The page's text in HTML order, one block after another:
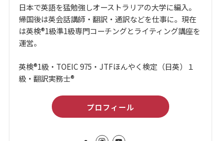
日本で英語を猛勉強しオーストラリアの大学に編入。
帰国後は英会話講師・翻訳・通訳などを仕事に。現在
は英検®1級準1級専門コーチングとライティング講座を
運営。
英検®1級・TOEIC 975・JTFほんやく検定（日英）１
級・翻訳実務士®
プロフィール